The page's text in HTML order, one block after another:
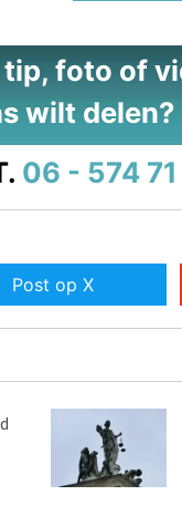
tip, foto of
wilt delen?
06 - 574 71
Post op X